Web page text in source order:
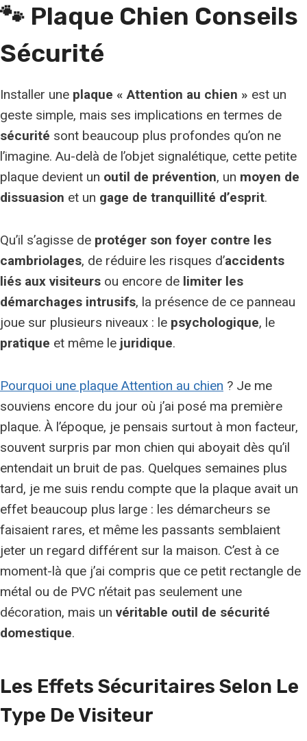
🐾 Plaque Chien Conseils
Sécurité
Installer une plaque « Attention au chien » est un
geste simple, mais ses implications en termes de
sécurité sont beaucoup plus profondes qu’on ne
l’imagine. Au-delà de l’objet signalétique, cette petite
plaque devient un outil de prévention, un moyen de
dissuasion et un gage de tranquillité d’esprit.
Qu’il s’agisse de protéger son foyer contre les
cambriolages, de réduire les risques d’accidents
liés aux visiteurs ou encore de limiter les
démarchages intrusifs, la présence de ce panneau
joue sur plusieurs niveaux : le psychologique, le
pratique et même le juridique.
Pourquoi une plaque Attention au chien ? Je me
souviens encore du jour où j’ai posé ma première
plaque. À l’époque, je pensais surtout à mon facteur,
souvent surpris par mon chien qui aboyait dès qu’il
entendait un bruit de pas. Quelques semaines plus
tard, je me suis rendu compte que la plaque avait un
effet beaucoup plus large : les démarcheurs se
faisaient rares, et même les passants semblaient
jeter un regard différent sur la maison. C’est à ce
moment-là que j’ai compris que ce petit rectangle de
métal ou de PVC n’était pas seulement une
décoration, mais un véritable outil de sécurité
domestique.
Les Effets Sécuritaires Selon Le
Type De Visiteur